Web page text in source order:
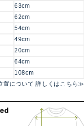
63cm
62cm
54cm
49cm
20cm
64cm
108cm
置について 詳しくはこちら≫